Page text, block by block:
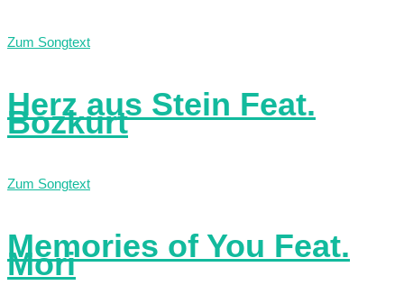
Zum Songtext
Herz aus Stein Feat.
Bozkurt
Zum Songtext
Memories of You Feat.
Mori